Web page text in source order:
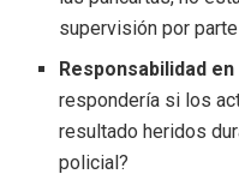
supervisión por
Responsabilidad
respondería si los
resultado heridos
policial?